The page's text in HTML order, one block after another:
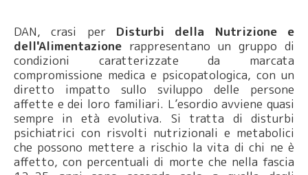
DAN, crasi per Disturbi della Nutrizione e
dell'Alimentazione rappresentano un gruppo di
condizioni caratterizzate da marcata
compromissione medica e psicopatologica, con un
diretto impatto sullo sviluppo delle persone
affette e dei loro familiari. L’esordio avviene quasi
sempre in età evolutiva. Si tratta di disturbi
psichiatrici con risvolti nutrizionali e metabolici
che possono mettere a rischio la vita di chi ne è
affetto, con percentuali di morte che nella fascia